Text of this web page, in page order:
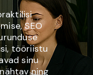
SEO
tööriistu
sinu
ning